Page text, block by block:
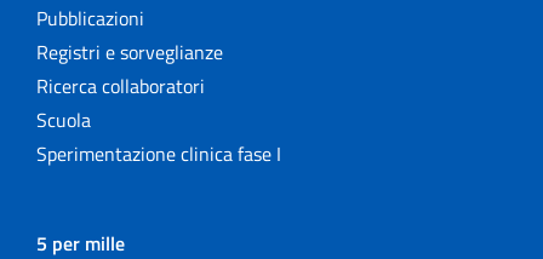
Pubblicazioni
Registri e sorveglianze
Ricerca collaboratori
Scuola
Sperimentazione clinica fase I
5 per mille